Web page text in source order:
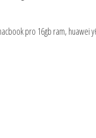
pro 16gb ram, huawei